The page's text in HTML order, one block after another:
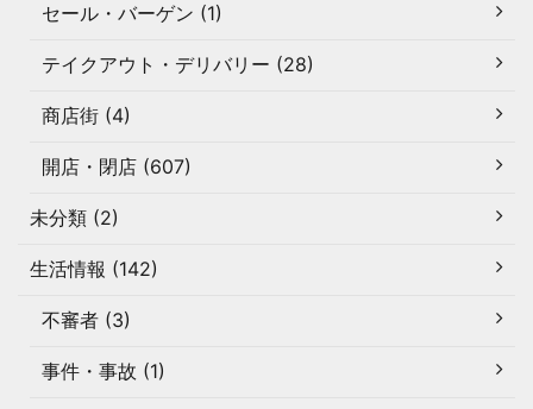
セール・バーゲン (1)
テイクアウト・デリバリー (28)
商店街 (4)
開店・閉店 (607)
未分類 (2)
生活情報 (142)
不審者 (3)
事件・事故 (1)